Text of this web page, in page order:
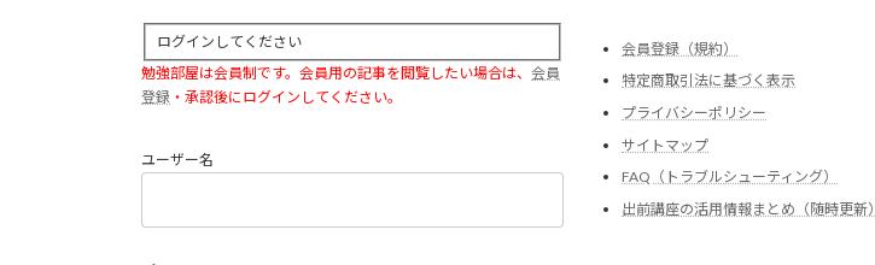
ログインしてください
勉強部屋は会員制です。会員用の記事を閲覧したい場合は、 会員
登録 ・承認後にログインしてください。
ユーザー名
会員登録（規約）
特定商取引法に基づく表示
プライバシーポリシー
サイトマップ
FAQ（トラブルシューティング）
出前講座の活用情報まとめ（随時更新）